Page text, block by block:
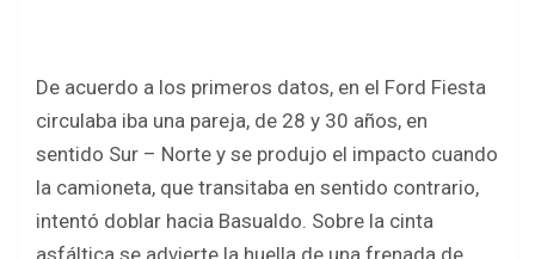
De acuerdo a los primeros datos, en el Ford Fiesta
circulaba iba una pareja, de 28 y 30 años, en
sentido Sur – Norte y se produjo el impacto cuando
la camioneta, que transitaba en sentido contrario,
intentó doblar hacia Basualdo. Sobre la cinta